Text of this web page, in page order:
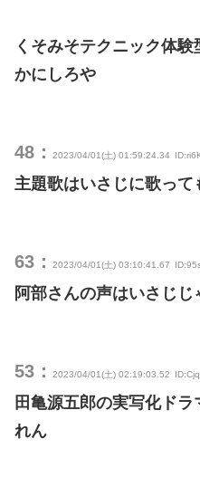
くそみそテクニック体
かにしろや
48： 2023/04/01(土) 01:59:24.34
主題歌はいさじに歌って
63： 2023/04/01(土) 03:10:41.67
阿部さんの声はいさじ
53： 2023/04/01(土) 02:19:03.52
田亀源五郎の実写化ド
れん